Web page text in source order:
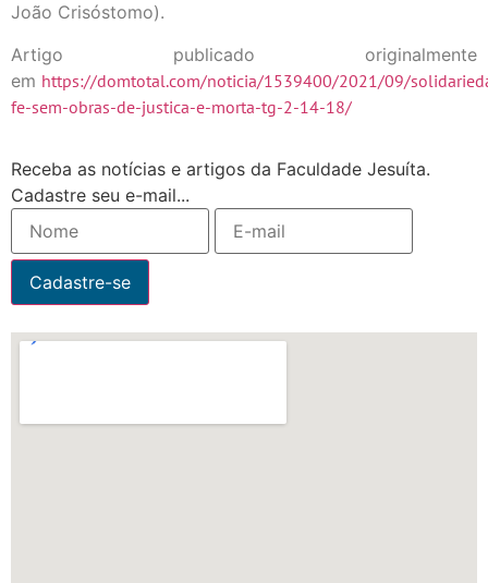
João Crisóstomo).
Artigo publicado originalmente
em https://domtotal.com/noticia/1539400/2021/09/
fe-sem-obras-de-justica-e-morta-tg-2-14-18/
Receba as notícias e artigos da Faculdade Jesuíta.
Cadastre seu e-mail...